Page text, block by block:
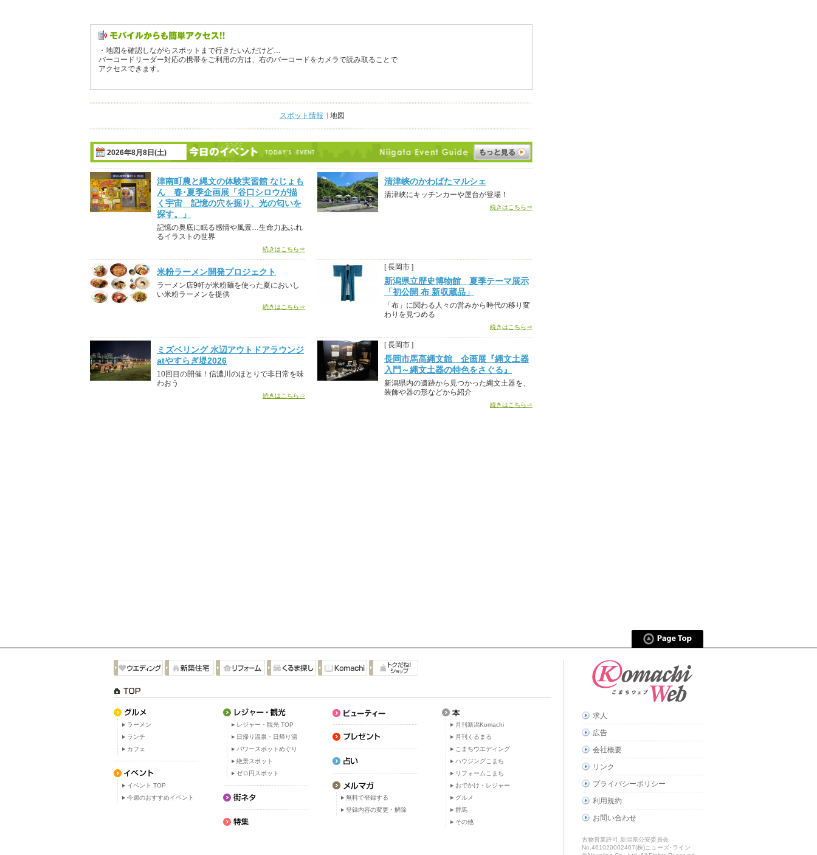
・地図を確認しながらスポットまで行きたいんだけど…
バーコードリーダー対応の携帯をご利用の方は、右のバーコードをカメラで読み取ることで
アクセスできます。
スポット情報 地図
2026年8月8日(土)
津南町農と縄文の体験実習館 なじょも
ん 春･夏季企画展「谷口シロウが描
く宇宙 記憶の穴を掘り、光の匂いを
探す。」
記憶の奥底に眠る感情や風景…生命力あふれ
るイラストの世界
続きはこちら⇒
清津峡のかわばたマルシェ
清津峡にキッチンカーや屋台が登場！
続きはこちら⇒
米粉ラーメン開発プロジェクト
ラーメン店9軒が米粉麺を使った夏においし
い米粉ラーメンを提供
続きはこちら⇒
[ 長岡市 ]
新潟県立歴史博物館 夏季テーマ展示
「初公開 布 新収蔵品」
「布」に関わる人々の営みから時代の移り変
わりを見つめる
続きはこちら⇒
ミズベリング 水辺アウトドアラウンジ
atやすらぎ堤2026
10回目の開催！信濃川のほとりで非日常を味
わおう
続きはこちら⇒
[ 長岡市 ]
長岡市馬高縄文館 企画展『縄文土器
入門～縄文土器の特色をさぐる』
新潟県内の遺跡から見つかった縄文土器を、
装飾や器の形などから紹介
続きはこちら⇒
ラーメン
ランチ
カフェ
イベント TOP
今週のおすすめイベント
レジャー・観光 TOP
日帰り温泉・日帰り湯
パワースポットめぐり
絶景スポット
ゼロ円スポット
無料で登録する
登録内容の変更・解除
月刊新潟Komachi
月刊くるまる
こまちウエディング
ハウジングこまち
リフォームこまち
おでかけ・レジャー
グルメ
群馬
その他
求人
広告
会社概要
リンク
プライバシーポリシー
利用規約
お問い合わせ
古物営業許可 新潟県公安委員会
No.461020002467(株)ニューズ･ライン